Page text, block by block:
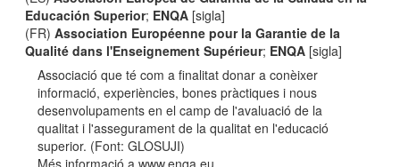
Educación Superior; ENQA [sigla]
(FR)Association Européenne pour la Garantie de la
Qualité dans l'Enseignement Supérieur; ENQA [sigla]
Associació que té com a finalitat donar a conèixer
informació, experiències, bones pràctiques i nous
desenvolupaments en el camp de l'avaluació de la
qualitat i l'assegurament de la qualitat en l'educació
superior. (Font: GLOSUJI)
Més informació a www.enqa.eu